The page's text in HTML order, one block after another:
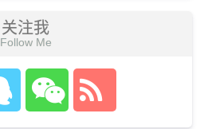
关注我
Follow Me